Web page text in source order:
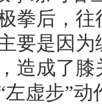
拳后，
要是因
造成了
左虚步”